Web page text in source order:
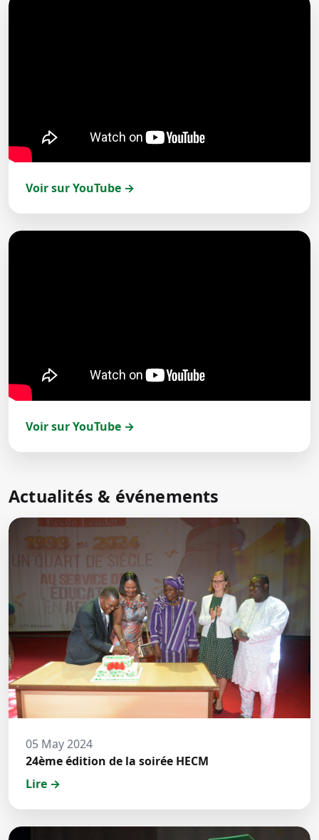
Voir sur YouTube →
Voir sur YouTube →
Actualités & événements
05 May 2024
24ème édition de la soirée HECM
Lire →